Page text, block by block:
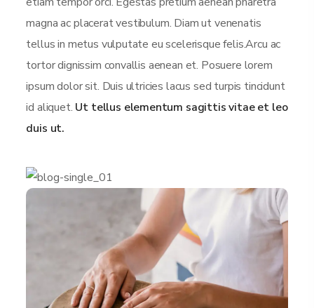
magna ac placerat vestibulum. Diam ut venenatis
tellus in metus vulputate eu scelerisque felis.Arcu ac
tortor dignissim convallis aenean et. Posuere lorem
ipsum dolor sit. Duis ultricies lacus sed turpis tincidunt
id aliquet. Ut tellus elementum sagittis vitae et leo
duis ut.